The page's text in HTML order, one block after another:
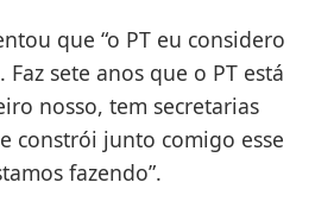
que “o PT eu considero
sete anos que o PT está
nosso, tem secretarias
constrói junto comigo esse
fazendo”.